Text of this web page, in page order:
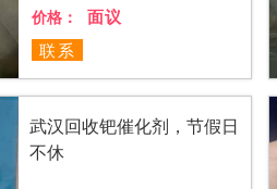
价格：
面议
联系
武汉回收钯催化剂，节假日
不休